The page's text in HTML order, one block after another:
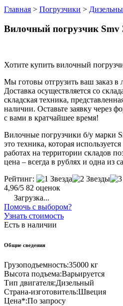
Главная > Погрузчики >
Вилочный погрузчик Smv
Хотите купить вилочный
Мы готовы отгрузить ваш заказ в
Доставка осуществляется со
складская техника,
наличии. Оставьте заявку через
с вами в кратчайшее время!
Вилочные погрузчики б/у марки
это техника, которая
работах на территории складов
цена – всегда в рублях и одна из
Рейтинг:
4,96/5 82 оценок
Загрузка...
Помочь с выбором?
Узнать стоимость
Есть в наличии
Общие сведения
Грузоподъемность:35000 кг
Высота подъема:Варьируется
Тип двигателя:Дизельный
Страна-изготовитель:Швеция
Цена*:По запросу